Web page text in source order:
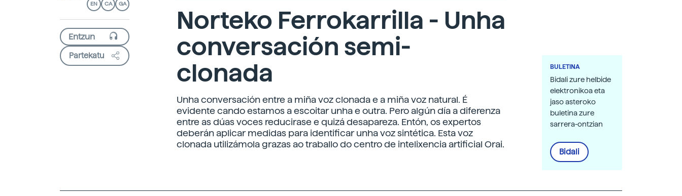
EN CA GA
Partekatu
Norteko Ferrokarrilla - Unha
conversación semi-
clonada
Unha conversación entre a miña voz clonada e a miña voz natural. É
evidente cando estamos a escoitar unha e outra. Pero algún día a diferenza
entre as dúas voces reducirase e quizá desapareza. Entón, os expertos
deberán aplicar medidas para identificar unha voz sintética. Esta voz
clonada utilizámola grazas ao traballo do centro de intelixencia artificial Orai.
BULETINA
Bidali zure helbide
elektronikoa eta
jaso asteroko
buletina zure
sarrera-ontzian
Bidali